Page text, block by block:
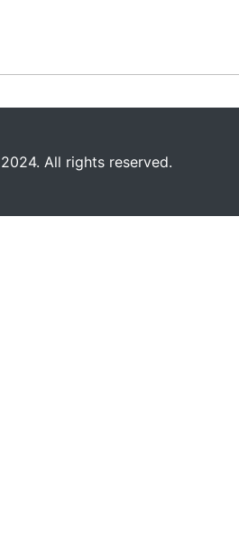
All rights reserved.